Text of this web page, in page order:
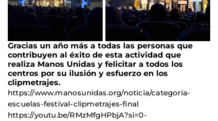
Gracias un año más a todas las personas que
contribuyen al éxito de esta actividad que
realiza Manos Unidas y felicitar a todos los
centros por su ilusión y esfuerzo en los
clipmetrajes.
https://www.manosunidas.org/noticia/categoria-
escuelas-festival-clipmetrajes-final
https://youtu.be/RMzMfgHPbjA?si=0-